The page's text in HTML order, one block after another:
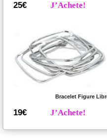
25€ J’Achete!
Bracelet Figure
19€ J’Achete!